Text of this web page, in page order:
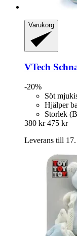
Varukorg
VTech
-20%
Söt
Hjälper
Storlek
380 kr 475 kr
Leverans till 17.